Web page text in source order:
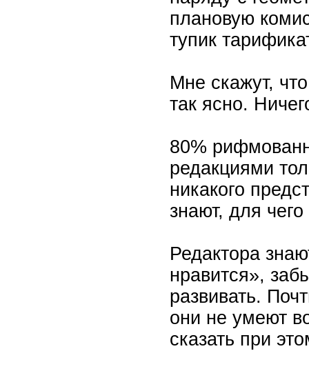
плановую
тупик
Мне скажут,
так ясно.
80%
редакциями
никакого
знают, для
Редактора
нравится»,
развивать.
они не умеют
сказать при